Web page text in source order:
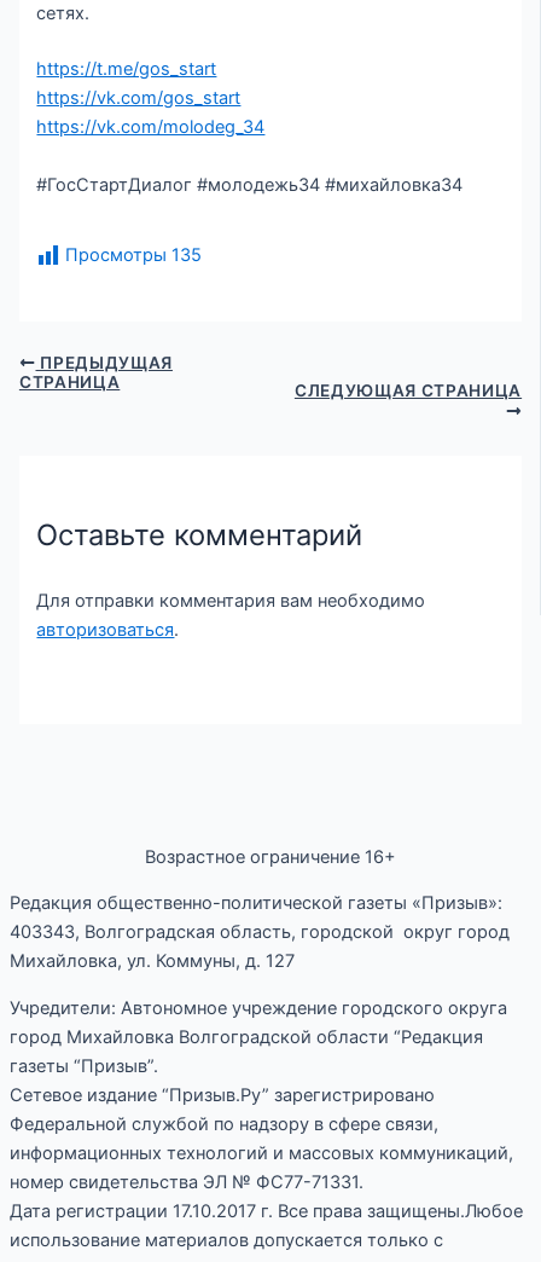
сетях.
https://t.me/gos_start
https://vk.com/gos_start
https://vk.com/molodeg_34
#ГосСтартДиалог #молодежь34 #михайловка34
Просмотры 135
ПРЕДЫДУЩАЯ
СТРАНИЦА
СЛЕДУЮЩАЯ СТРАНИЦА
Оставьте комментарий
Для отправки комментария вам необходимо
авторизоваться.
Возрастное ограничение 16+
Редакция общественно-политической газеты «Призыв»:
403343, Волгоградская область, городской округ город
Михайловка, ул. Коммуны, д. 127
Учредители: Автономное учреждение городского округа
город Михайловка Волгоградской области “Редакция
газеты “Призыв”.
Сетевое издание “Призыв.Ру” зарегистрировано
Федеральной службой по надзору в сфере связи,
информационных технологий и массовых коммуникаций,
номер свидетельства ЭЛ № ФС77-71331.
Дата регистрации 17.10.2017 г. Все права защищены.Любое
использование материалов допускается только с